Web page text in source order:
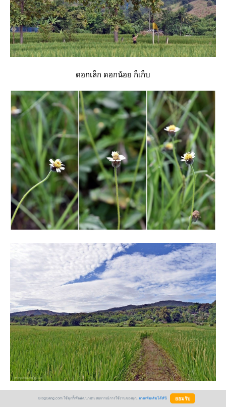
ดอกเล็ก ดอกน้อย ก็เก็บ
BlogGang.com ใช้คุกกี้เพื่อพัฒนาประสบการณ์การใช้งานของคุณ อ่านเพิ่มเติมได้ที่นี่